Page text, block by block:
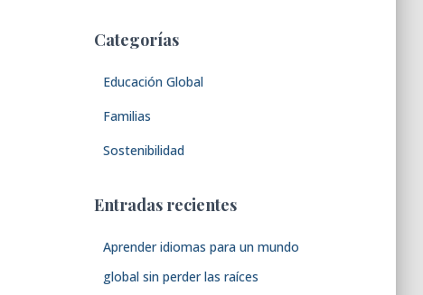
rCategorías
Educación Global
Familias
Sostenibilidad
Entradas recientes
Aprender idiomas para un mundo
global sin perder las raíces